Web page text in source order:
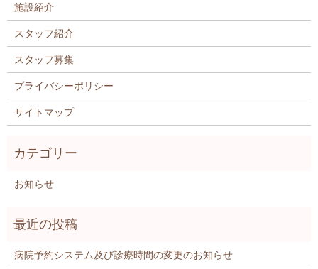
施設紹介
スタッフ紹介
スタッフ募集
プライバシーポリシー
サイトマップ
お知らせ
病院予約システム及び診療時間の変更のお知らせ